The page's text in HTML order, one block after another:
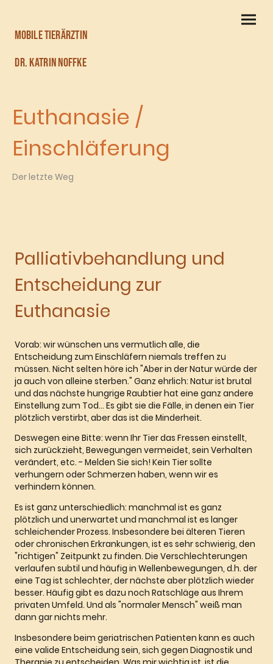
mobile Tierärztin
Dr. Katrin Noffke
Euthanasie /
Einschläferung
Der letzte Weg
Palliativbehandlung und
Entscheidung zur
Euthanasie
Vorab: wir wünschen uns vermutlich alle, die
Entscheidung zum Einschläfern niemals treffen zu
müssen. Nicht selten höre ich "Aber in der Natur würde der
ja auch von alleine sterben." Ganz ehrlich: Natur ist brutal
und das nächste hungrige Raubtier hat eine ganz andere
Einstellung zum Tod... Es gibt sie die Fälle, in denen ein Tier
plötzlich verstirbt, aber das ist die Minderheit.
Deswegen eine Bitte: wenn Ihr Tier das Fressen einstellt,
sich zurückzieht, Bewegungen vermeidet, sein Verhalten
verändert, etc. - Melden Sie sich! Kein Tier sollte
verhungern oder Schmerzen haben, wenn wir es
verhindern können.
Es ist ganz unterschiedlich: manchmal ist es ganz
plötzlich und unerwartet und manchmal ist es langer
schleichender Prozess. Insbesondere bei älteren Tieren
oder chronischen Erkrankungen, ist es sehr schwierig, den
"richtigen" Zeitpunkt zu finden. Die Verschlechterungen
verlaufen subtil und häufig in Wellenbewegungen, d.h. der
eine Tag ist schlechter, der nächste aber plötzlich wieder
besser. Häufig gibt es dazu noch Ratschläge aus Ihrem
privaten Umfeld. Und als "normaler Mensch" weiß man
dann gar nichts mehr.
Insbesondere beim geriatrischen Patienten kann es auch
eine valide Entscheidung sein, sich gegen Diagnostik und